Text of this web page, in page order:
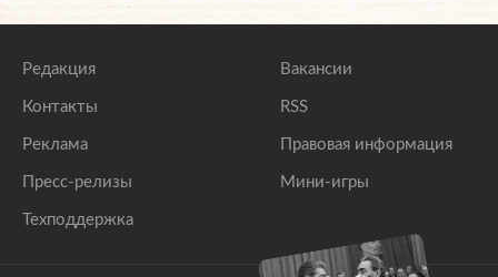
Редакция
Контакты
Реклама
Пресс-релизы
Техподдержка
Вакансии
RSS
Правовая информация
Мини-игры